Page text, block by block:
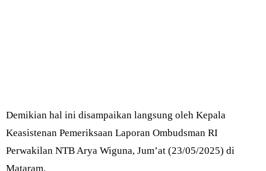
Demikian hal ini disampaikan langsung oleh Kepala
Keasistenan Pemeriksaan Laporan Ombudsman RI
Perwakilan NTB Arya Wiguna, Jum’at (23/05/2025) di
Mataram.